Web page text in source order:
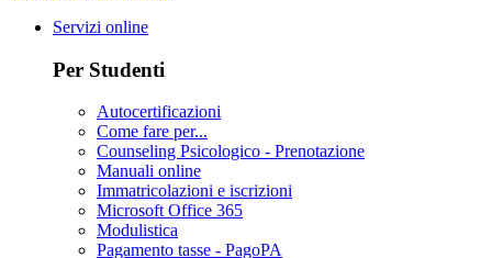
Servizi online
Per Studenti
Autocertificazioni
Come fare per...
Counseling Psicologico - Prenotazione
Manuali online
Immatricolazioni e iscrizioni
Microsoft Office 365
Modulistica
Pagamento tasse - PagoPA